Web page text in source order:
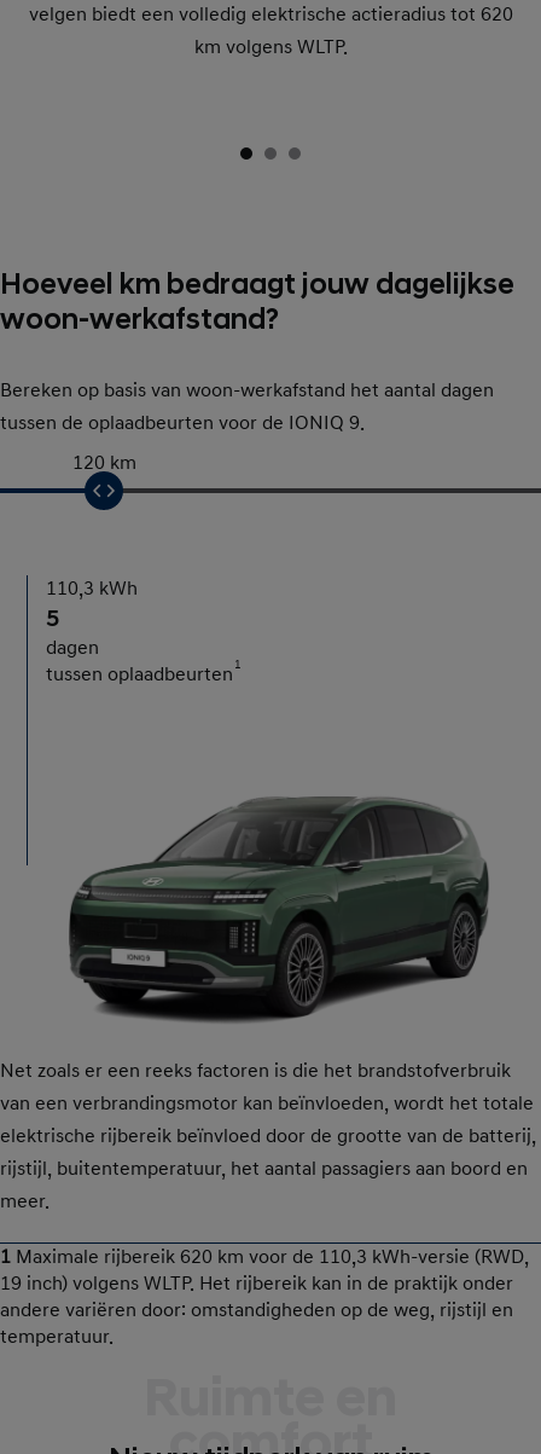
velgen biedt een volledig elektrische actieradius tot 620
km volgens WLTP.
Hoeveel km bedraagt jouw dagelijkse
woon-werkafstand?
Bereken op basis van woon-werkafstand het aantal dagen
tussen de oplaadbeurten voor de IONIQ 9.
120 km
110,3 kWh
5
dagen
tussen oplaadbeurten 1
Net zoals er een reeks factoren is die het brandstofverbruik
van een verbrandingsmotor kan beïnvloeden, wordt het totale
elektrische rijbereik beïnvloed door de grootte van de batterij,
rijstijl, buitentemperatuur, het aantal passagiers aan boord en
meer.
1 Maximale rijbereik 620 km voor de 110,3 kWh-versie (RWD,
19 inch) volgens WLTP. Het rijbereik kan in de praktijk onder
andere variëren door: omstandigheden op de weg, rijstijl en
temperatuur.